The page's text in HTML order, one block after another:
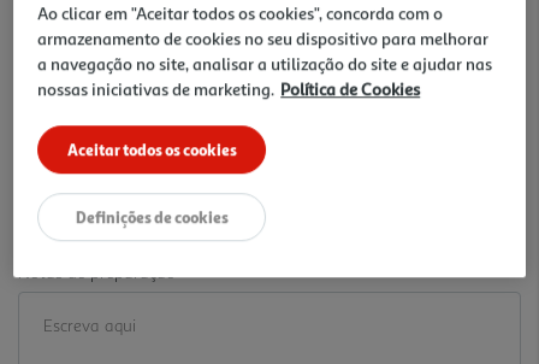
Ref. / EAN:3665257674014
Price reduced from
24,99 €to
19,99 €
de 16/6/2026 a 31/8/2026
Ao clicar em "Aceitar todos os cookies", concorda com o
armazenamento de cookies no seu dispositivo para melhorar
a navegação no site, analisar a utilização do site e ajudar nas
nossas iniciativas de marketing. Política de Cookies
Aceitar todos os cookies
Definições de cookies